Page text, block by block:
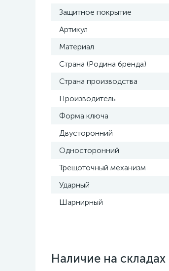
Защитное покрытие
Артикул
Материал
Страна (Родина бренда)
Страна производства
Производитель
Форма ключа
Двусторонний
Односторонний
Трещоточный механизм
Ударный
Шарнирный
Наличие на складах